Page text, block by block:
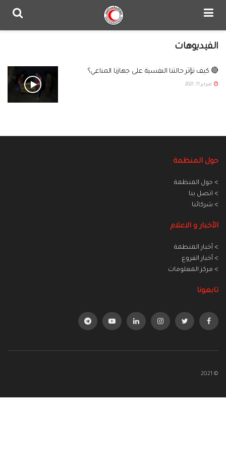
الفيديوهات
🔴 كيف تؤثر حالتنا النفسية على جهازنا المناعي؟
فبراير 11, 2021
حول المنظمة
> حول المنظمة
> اتصل بنا
> شركائنا
الأخبار و الاعلام
> أخبار المنطمة
> أخبار الفروع
> مركز المعلومات
تابعونا
© 2021